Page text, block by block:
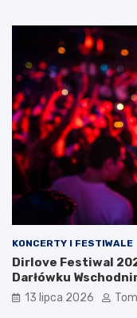
KONCERTY I FESTIWALE
Dirlove Festiwal
Darłówku
13 lipca 2026